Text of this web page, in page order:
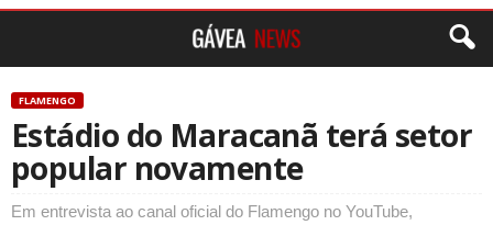
FLAMENGO
Estádio do Maracanã terá setor
popular novamente
Em entrevista ao canal oficial do Flamengo no YouTube,